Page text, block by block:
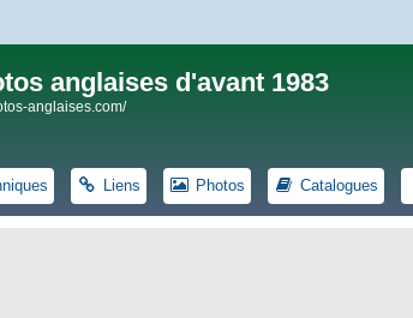
anglaises d'avant 1983
anglaises.com/
Liens Photos Catalogues